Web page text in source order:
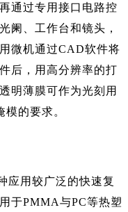
通过专用接口电路控
阑、工作台和镜头，
微机通过CAD软件将
后，用高分辨率的打
明薄膜可作为光刻用
的要求。
应用较广泛的快速复
于PMMA与PC等热塑